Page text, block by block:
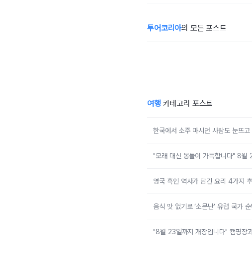
투어코리아의 모든 포스트
송훈 셰프와 동문
외국인 관광
여행 카테고리 포스트
한국에서 소주 마시던 사람도 눈뜨
"모래 대신 몽돌이 가득합니다" 8월
영국 흑인 역사가 담긴 요리 4가지
음식 맛 없기로 ‘소문난’ 유럽 국가
"8월 23일까지 개장입니다" 캠핑장